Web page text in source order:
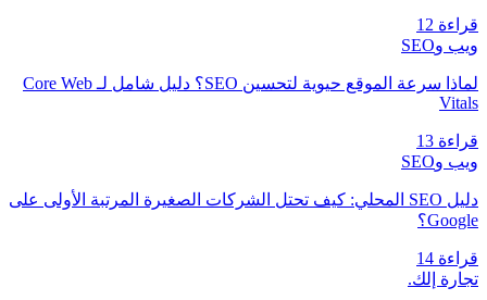
قراءة 12
ويب وSEO
لماذا سرعة الموقع حيوية لتحسين SEO؟ دليل شامل لـ Core Web
Vitals
قراءة 13
ويب وSEO
دليل SEO المحلي: كيف تحتل الشركات الصغيرة المرتبة الأولى على
Google؟
قراءة 14
تجارة إلك.